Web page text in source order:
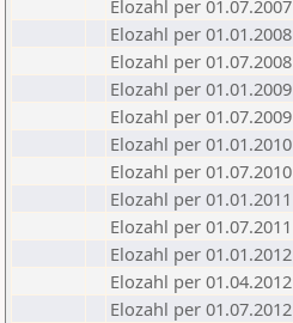
Elozahl per 01.07.2007
Elozahl per 01.01.2008
Elozahl per 01.07.2008
Elozahl per 01.01.2009
Elozahl per 01.07.2009
Elozahl per 01.01.2010
Elozahl per 01.07.2010
Elozahl per 01.01.2011
Elozahl per 01.07.2011
Elozahl per 01.01.2012
Elozahl per 01.04.2012
Elozahl per 01.07.2012